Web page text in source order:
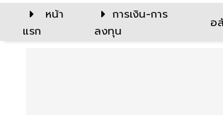
หน้า
แรก
การเงิน-การ
ลงทุน
อ